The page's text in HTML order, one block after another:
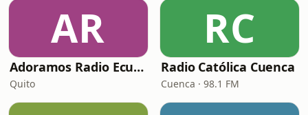
AR
Adoramos Radio Ecuador
Quito
RC
Radio Católica Cuenca
Cuenca · 98.1 FM